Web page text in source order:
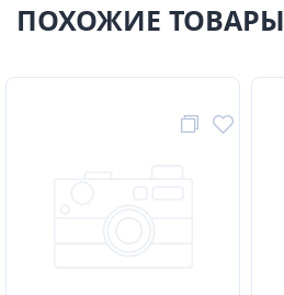
ПОХОЖИЕ ТОВАРЫ